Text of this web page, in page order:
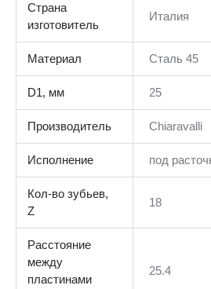
Страна
изготовитель
Италия
Материал Сталь 45
D1, мм 25
Производитель Chiaravalli
Исполнение под
Кол-во зубьев,
Z
18
Расстояние
между
пластинами
25.4